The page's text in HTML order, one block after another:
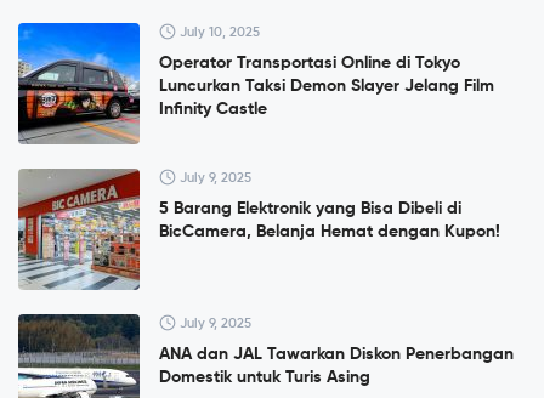
July 10, 2025
Operator Transportasi Online di Tokyo
Luncurkan Taksi Demon Slayer Jelang Film
Infinity Castle
July 9, 2025
5 Barang Elektronik yang Bisa Dibeli di
BicCamera, Belanja Hemat dengan Kupon!
July 9, 2025
ANA dan JAL Tawarkan Diskon Penerbangan
Domestik untuk Turis Asing